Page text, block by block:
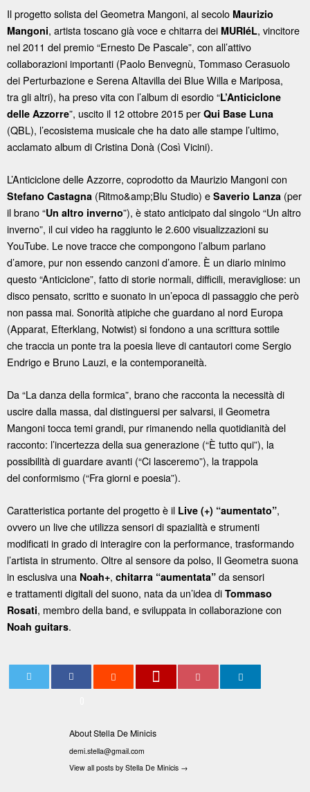
Il progetto solista del Geometra Mangoni, al secolo Maurizio
Mangoni, artista toscano già voce e chitarra dei MURIéL, vincitore
nel 2011 del premio “Ernesto De Pascale”, con all’attivo
collaborazioni importanti (Paolo Benvegnù, Tommaso Cerasuolo
dei Perturbazione e Serena Altavilla dei Blue Willa e Mariposa,
tra gli altri), ha preso vita con l’album di esordio “L’Anticiclone
delle Azzorre”, uscito il 12 ottobre 2015 per Qui Base Luna
(QBL), l’ecosistema musicale che ha dato alle stampe l’ultimo,
acclamato album di Cristina Donà (Così Vicini).
L’Anticiclone delle Azzorre, coprodotto da Maurizio Mangoni con
Stefano Castagna (Ritmo&amp;Blu Studio) e Saverio Lanza (per
il brano “Un altro inverno”), è stato anticipato dal singolo “Un altro
inverno”, il cui video ha raggiunto le 2.600 visualizzazioni su
YouTube. Le nove tracce che compongono l’album parlano
d’amore, pur non essendo canzoni d’amore. È un diario minimo
questo “Anticiclone”, fatto di storie normali, difficili, meravigliose: un
disco pensato, scritto e suonato in un’epoca di passaggio che però
non passa mai. Sonorità atipiche che guardano al nord Europa
(Apparat, Efterklang, Notwist) si fondono a una scrittura sottile
che traccia un ponte tra la poesia lieve di cantautori come Sergio
Endrigo e Bruno Lauzi, e la contemporaneità.
Da “La danza della formica”, brano che racconta la necessità di
uscire dalla massa, dal distinguersi per salvarsi, il Geometra
Mangoni tocca temi grandi, pur rimanendo nella quotidianità del
racconto: l’incertezza della sua generazione (“È tutto qui”), la
possibilità di guardare avanti (“Ci lasceremo”), la trappola
del conformismo (“Fra giorni e poesia”).
Caratteristica portante del progetto è il Live (+) “aumentato”,
ovvero un live che utilizza sensori di spazialità e strumenti
modificati in grado di interagire con la performance, trasformando
l’artista in strumento. Oltre al sensore da polso, Il Geometra suona
in esclusiva una Noah+, chitarra “aumentata” da sensori
e trattamenti digitali del suono, nata da un’idea di Tommaso
Rosati, membro della band, e sviluppata in collaborazione con
Noah guitars.
About Stella De Minicis
demi.stella@gmail.com
View all posts by Stella De Minicis →